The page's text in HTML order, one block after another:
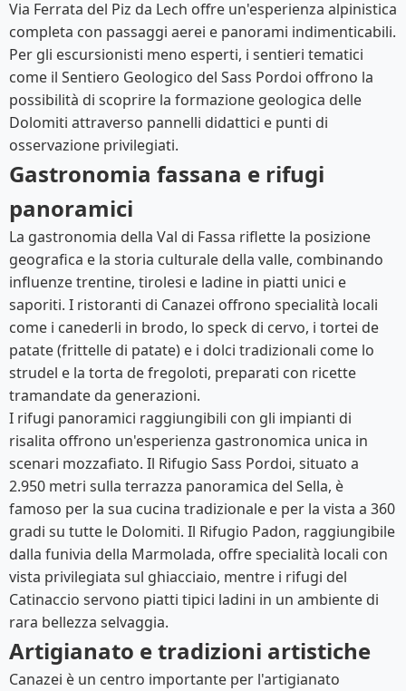
Via Ferrata del Piz da Lech offre un'esperienza alpinistica
completa con passaggi aerei e panorami indimenticabili.
Per gli escursionisti meno esperti, i sentieri tematici
come il Sentiero Geologico del Sass Pordoi offrono la
possibilità di scoprire la formazione geologica delle
Dolomiti attraverso pannelli didattici e punti di
osservazione privilegiati.
Gastronomia fassana e rifugi
panoramici
La gastronomia della Val di Fassa riflette la posizione
geografica e la storia culturale della valle, combinando
influenze trentine, tirolesi e ladine in piatti unici e
saporiti. I ristoranti di Canazei offrono specialità locali
come i canederli in brodo, lo speck di cervo, i tortei de
patate (frittelle di patate) e i dolci tradizionali come lo
strudel e la torta de fregoloti, preparati con ricette
tramandate da generazioni.
I rifugi panoramici raggiungibili con gli impianti di
risalita offrono un'esperienza gastronomica unica in
scenari mozzafiato. Il Rifugio Sass Pordoi, situato a
2.950 metri sulla terrazza panoramica del Sella, è
famoso per la sua cucina tradizionale e per la vista a 360
gradi su tutte le Dolomiti. Il Rifugio Padon, raggiungibile
dalla funivia della Marmolada, offre specialità locali con
vista privilegiata sul ghiacciaio, mentre i rifugi del
Catinaccio servono piatti tipici ladini in un ambiente di
rara bellezza selvaggia.
Artigianato e tradizioni artistiche
Canazei è un centro importante per l'artigianato